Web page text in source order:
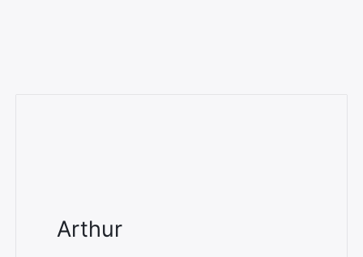
Arthur